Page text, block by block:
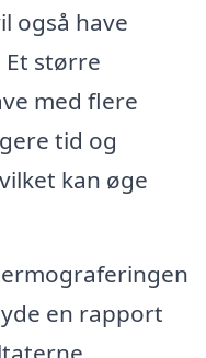
også have
Et større
med flere
tid og
kan øge
en rapport